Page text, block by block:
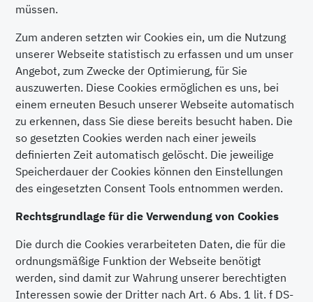
müssen.
Zum anderen setzten wir Cookies ein, um die Nutzung
unserer Webseite statistisch zu erfassen und um unser
Angebot, zum Zwecke der Optimierung, für Sie
auszuwerten. Diese Cookies ermöglichen es uns, bei
einem erneuten Besuch unserer Webseite automatisch
zu erkennen, dass Sie diese bereits besucht haben. Die
so gesetzten Cookies werden nach einer jeweils
definierten Zeit automatisch gelöscht. Die jeweilige
Speicherdauer der Cookies können den Einstellungen
des eingesetzten Consent Tools entnommen werden.
Rechtsgrundlage für die Verwendung von Cookies
Die durch die Cookies verarbeiteten Daten, die für die
ordnungsmäßige Funktion der Webseite benötigt
werden, sind damit zur Wahrung unserer berechtigten
Interessen sowie der Dritter nach Art. 6 Abs. 1 lit. f DS-